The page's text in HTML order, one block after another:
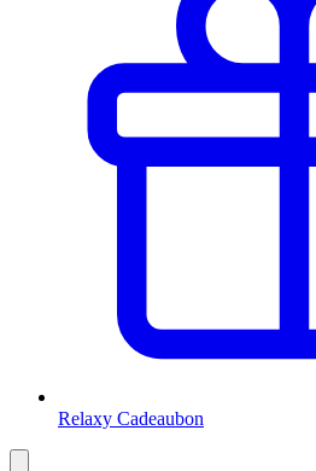
Relaxy Cadeaubon